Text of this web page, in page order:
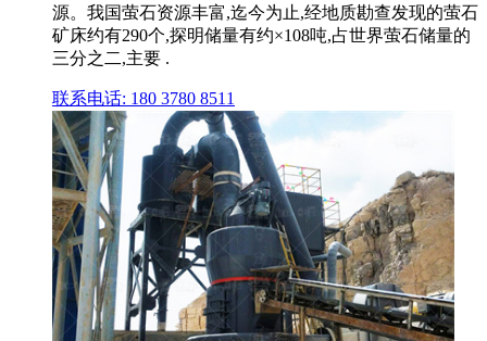
源。我国萤石资源丰富,迄今为止,经地质勘查发现的萤石
矿床约有290个,探明储量有约×108吨,占世界萤石储量的
三分之二,主要 .
联系电话: 180 3780 8511